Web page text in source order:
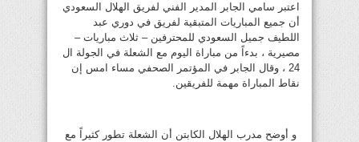
اعتبر سامي الجابر المدير الفني لفريق الهلال السعودي
أن جميع المباريات المتبقية لفريق في دوري عبد
اللطيف جميل السعودي للمحترفين – ثلاث مباريات –
مصيرية ، بدءاً من مباراة اليوم مع الشعلة في الجولة ال
24 ، وقال الجابر في المؤتمر الصحفي مساء امس إن
نقاط المباراة مهمة للفريقين.
و أوضح مدرب الهلال الكابتن أن الشعلة تطور كثيراً مع